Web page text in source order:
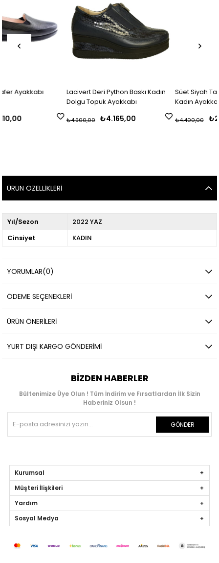
Lacivert Deri Python Baskı Kadın
Dolgu Topuk Ayakkabı
₺4.165,00
₺4.900,00
Süet Siyah Taşlı Detaylı
Kadın Ayakkabı
₺2.640,00
₺4.400,00
ÜRÜN ÖZELLIKLERI
Yıl/Sezon
2022 YAZ
Cinsiyet
KADIN
YORUMLAR(0)
ÖDEME SEÇENEKLERI
ÜRÜN ÖNERILERI
YURT DIŞI KARGO GÖNDERIMI
BIZDEN HABERLER
Bültenimize Üye Olun ! Tüm İndirim ve Fırsatlardan İlk Sizin
Haberiniz Olsun !
GÖNDER
Kurumsal
Müşteri İlişkileri
Yardım
Sosyal Medya